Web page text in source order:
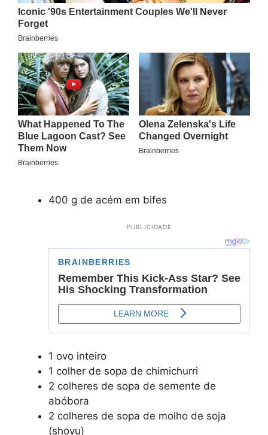
400 g de acém em bifes
PUBLICIDADE
1 ovo inteiro
1 colher de sopa de chimichurri
2 colheres de sopa de semente de
abóbora
2 colheres de sopa de molho de soja
(shoyu)